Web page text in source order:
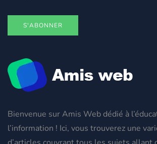
Bienvenue sur Amis Web dédié à
l’information ! Ici, vous trouverez une
S'ABONNER